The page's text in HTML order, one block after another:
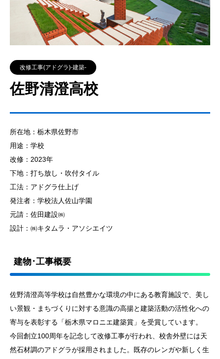
改修工事(アドグラ)‐建築‐
佐野清澄高校
所在地：栃木県佐野市
用途：学校
改修：2023年
下地：打ち放し・吹付タイル
工法：アドグラ仕上げ
発注者：学校法人佐山学園
元請：佐田建設㈱
設計：㈱キタムラ・アソシエイツ
建物･工事概要
佐野清澄高等学校は自然豊かな環境の中にある教育施設で、美し
い景観・まちづくりに対する意識の高揚と建築活動の活性化への
寄与を表彰する「栃木県マロニエ建築賞」を受賞しています。
今回創立100周年を記念して改修工事が行われ、校舎外壁には天
然石材調のアドグラが採用されました。既存のレンガや新しく生